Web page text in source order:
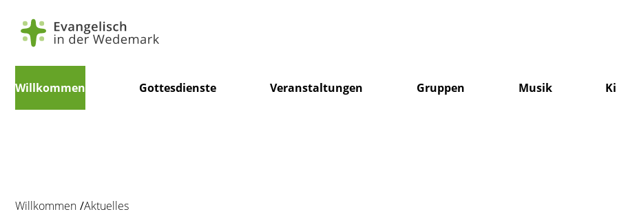
überspringen
Willkommen Gottesdienste Veranstaltungen Gruppen Musik
Willkommen Aktuelles